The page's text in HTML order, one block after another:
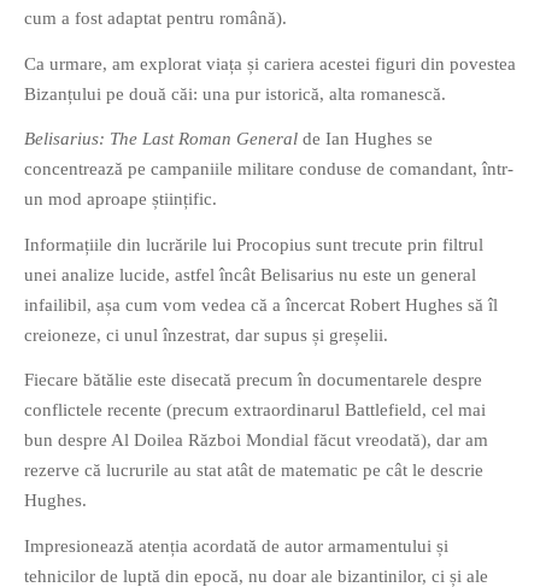
cum a fost adaptat pentru română).
Ca urmare, am explorat viața și cariera acestei figuri din povestea
Bizanțului pe două căi: una pur istorică, alta romanescă.
Belisarius: The Last Roman General de Ian Hughes se
concentrează pe campaniile militare conduse de comandant, într-
un mod aproape științific.
Informațiile din lucrările lui Procopius sunt trecute prin filtrul
unei analize lucide, astfel încât Belisarius nu este un general
infailibil, așa cum vom vedea că a încercat Robert Hughes să îl
creioneze, ci unul înzestrat, dar supus și greșelii.
Fiecare bătălie este disecată precum în documentarele despre
conflictele recente (precum extraordinarul Battlefield, cel mai
bun despre Al Doilea Război Mondial făcut vreodată), dar am
rezerve că lucrurile au stat atât de matematic pe cât le descrie
Hughes.
Impresionează atenția acordată de autor armamentului și
tehnicilor de luptă din epocă, nu doar ale bizantinilor, ci și ale